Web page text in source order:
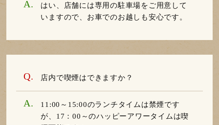
はい、店舗には専用の駐車場をご用意して
いますので、お車でのお越しも安心です。
店内で喫煙はできますか？
11:00～15:00のランチタイムは禁煙です
が、17：00～のハッピーアワータイムは喫